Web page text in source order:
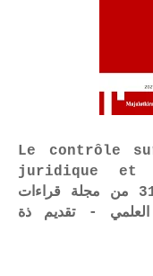
Le contrôle
juridique
abdelmouneim - مقالات العدد 31 من مجلة قراءات
- تقديم ذة